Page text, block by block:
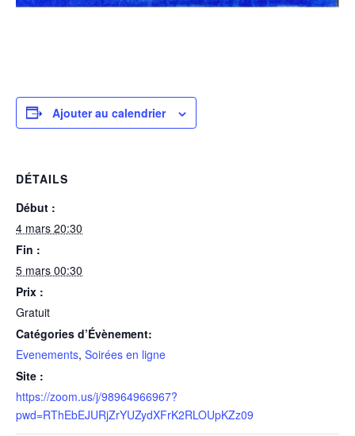
Ajouter au calendrier
DÉTAILS
Début :
4 mars 20:30
Fin :
5 mars 00:30
Prix :
Gratuit
Catégories d’Évènement:
Evenements, Soirées en ligne
Site :
https://zoom.us/j/98964966967?
pwd=RThEbEJURjZrYUZydXFrK2RLOUpKZz09